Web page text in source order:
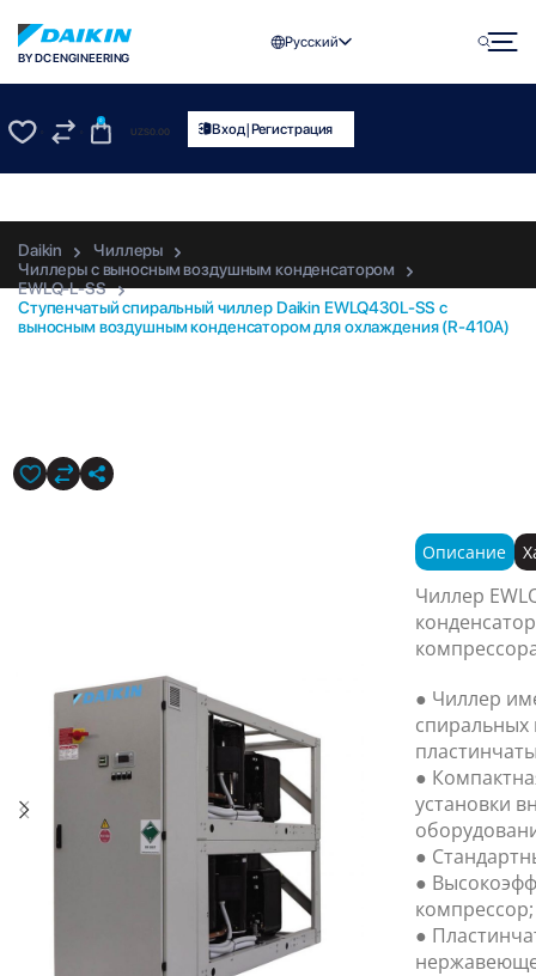
BY DC ENGINEERING
Русский
0
UZS0.00 Вход|Регистрация
Daikin
Чиллеры
Чиллеры с выносным воздушным конденсатором
EWLQ-L-SS
Ступенчатый спиральный чиллер Daikin EWLQ430L-SS с
выносным воздушным конденсатором для охлаждения (R-410A)
Описание
Чиллер
● Чиллер
спиральных
●
установки
●
●
компрессор;
●